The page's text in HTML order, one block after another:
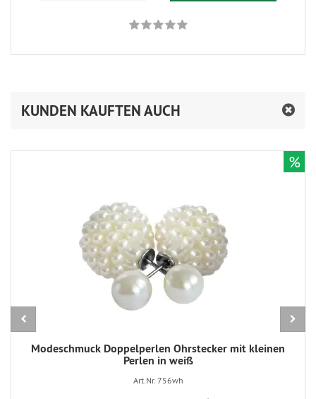
KUNDEN KAUFTEN AUCH
Modeschmuck Doppelperlen Ohrstecker mit kleinen
Perlen in weiß
Art.Nr. 756wh
%